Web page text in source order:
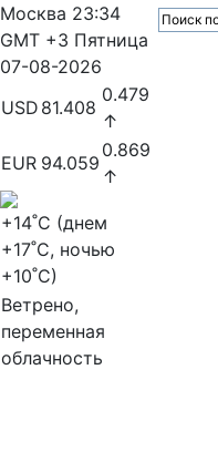
Москва 23:34
GMT +3 Пятница
07-08-2026
USD 81.408
0.479
↑
EUR 94.059
0.869
↑
+14˚C (днем
+17˚C, ночью
+10˚C)
Ветрено,
переменная
облачность